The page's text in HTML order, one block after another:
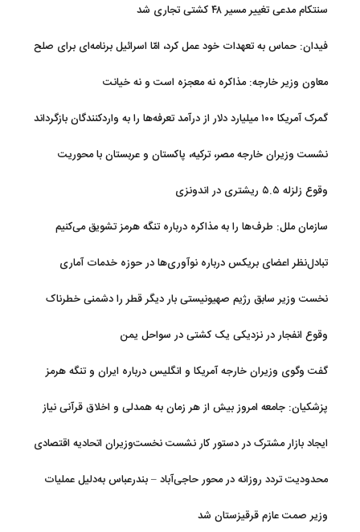
سنتکام مدعی تغییر مسیر ۴۸ کشتی تجاری شد
فیدان: حماس به تعهدات خود عمل کرد، امّا اسرائیل برنامه‌ای برای صلح
معاون وزیر خارجه: مذاکره نه معجزه است و نه خیانت
گمرک آمریکا ۱۰۰ میلیارد دلار از درآمد تعرفه‌ها را به واردکنندگان بازگرداند
نشست وزیران خارجه مصر، ترکیه، پاکستان و عربستان با محوریت
وقوع زلزله ۵.۵ ریشتری در اندونزی
سازمان ملل: طرف‌ها را به مذاکره درباره تنگه هرمز تشویق می‌کنیم
تبادل‌نظر اعضای بریکس درباره نوآوری‌ها در حوزه خدمات آماری
نخست وزیر سابق رژیم صهیونیستی بار دیگر قطر را دشمنی خطرناک
وقوع انفجار در نزدیکی یک کشتی در سواحل یمن
گفت وگوی وزیران خارجه آمریکا و انگلیس درباره ایران و تنگه هرمز
پزشکیان: جامعه امروز بیش از هر زمان به همدلی و اخلاق قرآنی نیاز
ایجاد بازار مشترک در دستور کار نشست نخست‌وزیران اتحادیه اقتصادی
محدودیت تردد روزانه در محور حاجی‌آباد – بندرعباس به‌دلیل عملیات
وزیر صمت عازم قرقیزستان شد